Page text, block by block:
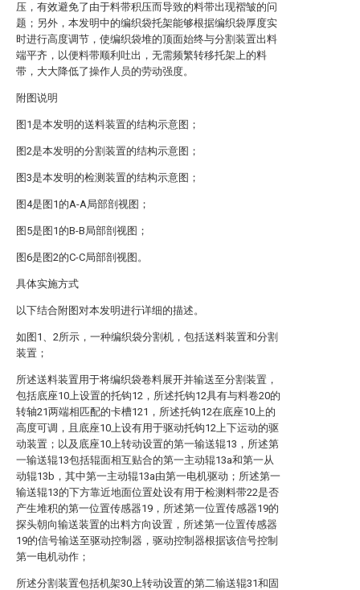
压，有效避免了由于料带积压而导致的料带出现褶皱的问
题；另外，本发明中的编织袋托架能够根据编织袋厚度实
时进行高度调节，使编织袋堆的顶面始终与分割装置出料
端平齐，以便料带顺利吐出，无需频繁转移托架上的料
带，大大降低了操作人员的劳动强度。
附图说明
图1是本发明的送料装置的结构示意图；
图2是本发明的分割装置的结构示意图；
图3是本发明的检测装置的结构示意图；
图4是图1的A-A局部剖视图；
图5是图1的B-B局部剖视图；
图6是图2的C-C局部剖视图。
具体实施方式
以下结合附图对本发明进行详细的描述。
如图1、2所示，一种编织袋分割机，包括送料装置和分割
装置；
所述送料装置用于将编织袋卷料展开并输送至分割装置，
包括底座10上设置的托钩12，所述托钩12具有与料卷20的
转轴21两端相匹配的卡槽121，所述托钩12在底座10上的
高度可调，且底座10上设有用于驱动托钩12上下运动的驱
动装置；以及底座10上转动设置的第一输送辊13，所述第
一输送辊13包括辊面相互贴合的第一主动辊13a和第一从
动辊13b，其中第一主动辊13a由第一电机驱动；所述第一
输送辊13的下方靠近地面位置处设有用于检测料带22是否
产生堆积的第一位置传感器19，所述第一位置传感器19的
探头朝向输送装置的出料方向设置，所述第一位置传感器
19的信号输送至驱动控制器，驱动控制器根据该信号控制
第一电机动作；
所述分割装置包括机架30上转动设置的第二输送辊31和固